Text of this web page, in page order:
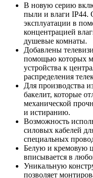
В новую серию
пыли и влаги IP44.
эксплуатации в
концентрацией
душевые комнаты.
Добавлены
помощью которых
устройства к
распределения
Для производства
бакелит, которые
механической
и истиранию.
Возможность
силовых кабелей
специальных
Белую и кремовую
вписывается в
Уникальную
позволяет